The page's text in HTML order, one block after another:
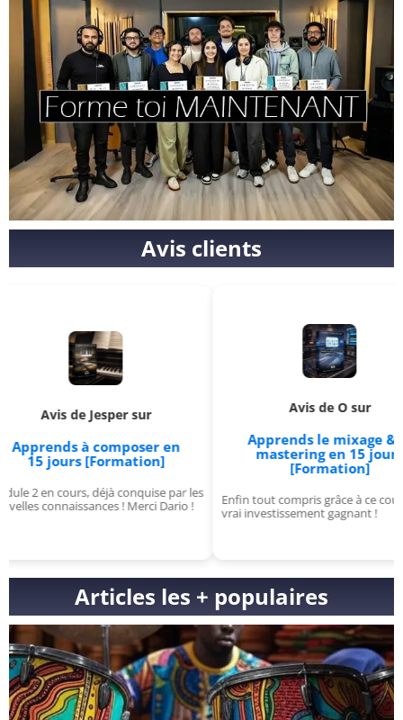
Avis clients
Jesper sur
à composer en
[Formation]
déjà conquise par les
! Merci Dario !
Avis de O sur
Apprends le mixage & le
mastering en 15 jours
[Formation]
Enfin tout compris grâce à ce cours, un
vrai investissement gagnant !
Articles les + populaires